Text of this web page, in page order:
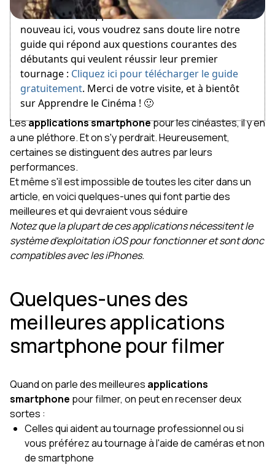
Bienvenue sur Apprendre le Cinéma ! Si vous êtes
nouveau ici, vous voudrez sans doute lire notre
guide qui répond aux questions courantes des
débutants qui veulent réussir leur premier
tournage : Cliquez ici pour télécharger le guide
gratuitement. Merci de votre visite, et à bientôt
sur Apprendre le Cinéma ! 🙂
Lesapplications smartphonepour les cinéastes, il y en
a une pléthore. Et on s'y perdrait. Heureusement,
certaines se distinguent des autres par leurs
performances.
Et même s'il est impossible de toutes les citer dans un
article, en voici quelques-unes qui font partie des
meilleures et qui devraient vous séduire
Notez que la plupart de ces applications nécessitent le
système d'exploitation iOS pour fonctionner et sont donc
compatibles avec les iPhones.
Quelques-unes des
meilleures applications
smartphone pour filmer
Quand on parle des meilleures applications
smartphone pour filmer, on peut en recenser deux
sortes :
Celles qui aident au tournage professionnel ou si
vous préférez au tournage à l'aide de caméras et non
de smartphone